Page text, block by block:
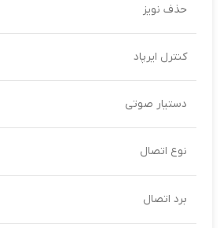
حذف نویز
کنترل ایرپاد
دستیار صوتی
نوع اتصال
برد اتصال